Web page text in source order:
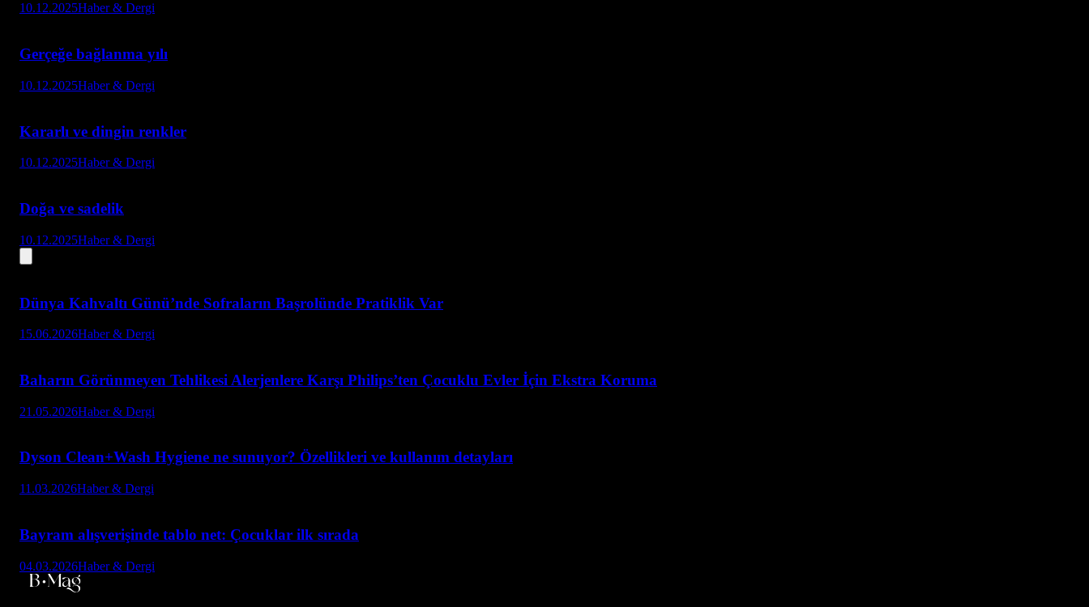
10.12.2025Haber & Dergi
Gerçeğe bağlanma yılı
10.12.2025Haber & Dergi
Kararlı ve dingin renkler
10.12.2025Haber & Dergi
Doğa ve sadelik
10.12.2025Haber & Dergi
Dünya Kahvaltı Günü’nde Sofraların Başrolünde Pratiklik Var
15.06.2026Haber & Dergi
Baharın Görünmeyen Tehlikesi Alerjenlere Karşı Philips’ten Çocuklu Evler İçin Ekstra Koruma
21.05.2026Haber & Dergi
Dyson Clean+Wash Hygiene ne sunuyor? Özellikleri ve kullanım detayları
11.03.2026Haber & Dergi
Bayram alışverişinde tablo net: Çocuklar ilk sırada
04.03.2026Haber & Dergi